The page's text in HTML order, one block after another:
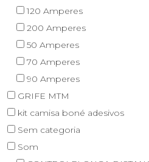
120 Amperes
200 Amperes
50 Amperes
70 Amperes
90 Amperes
GRIFE MTM
kit camisa boné adesivos
Sem categoria
Som